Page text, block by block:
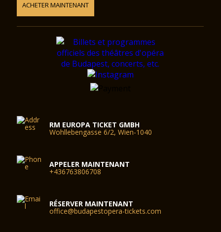
ACHETER MAINTENANT
RM EUROPA TICKET GMBH
Wohllebengasse 6/2, Wien-1040
APPELER MAINTENANT
+436763806708
RÉSERVER MAINTENANT
office@budapestopera-tickets.com